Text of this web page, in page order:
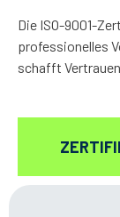
Die ISO-9001-
professionelles
schafft